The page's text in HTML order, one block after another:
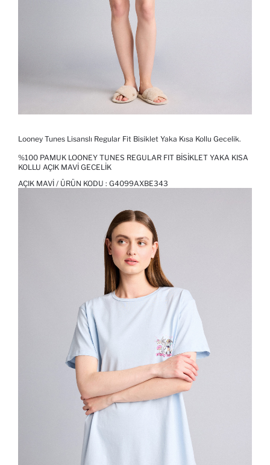
Looney Tunes Lisanslı Regular Fit Bisiklet Yaka Kısa Kollu Gecelik.
%100 PAMUK LOONEY TUNES REGULAR FIT BISIKLET YAKA KISA
KOLLU AÇIK MAVI GECELIK
AÇIK MAVI / ÜRÜN KODU : G4099AXBE343